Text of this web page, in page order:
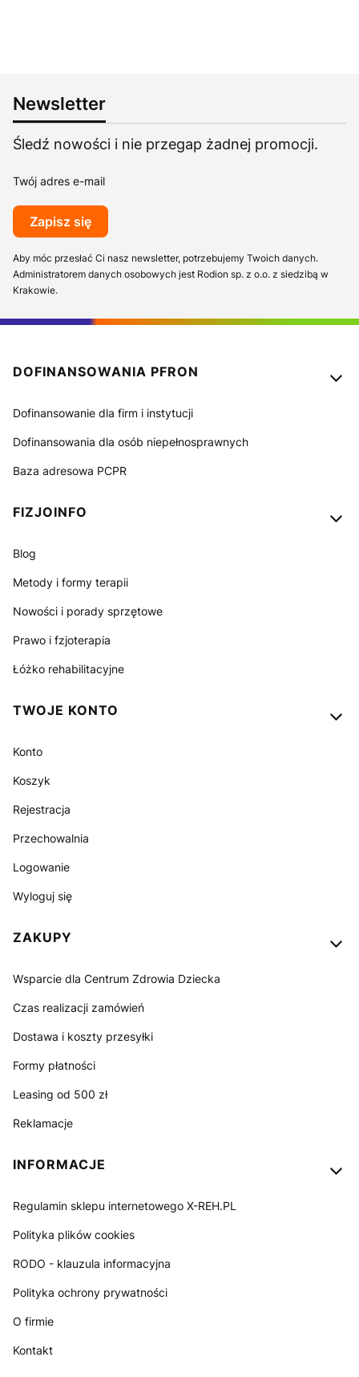
Newsletter
Śledź nowości i nie przegap żadnej promocji.
Twój adres e-mail
Zapisz się
Aby móc przesłać Ci nasz newsletter, potrzebujemy Twoich danych.
Administratorem danych osobowych jest Rodion sp. z o.o. z siedzibą w
Krakowie.
Linki w stopce
DOFINANSOWANIA PFRON
Dofinansowanie dla firm i instytucji
Dofinansowania dla osób niepełnosprawnych
Baza adresowa PCPR
FIZJOINFO
Blog
Metody i formy terapii
Nowości i porady sprzętowe
Prawo i fzjoterapia
Łóżko rehabilitacyjne
TWOJE KONTO
Konto
Koszyk
Rejestracja
Przechowalnia
Logowanie
Wyloguj się
ZAKUPY
Wsparcie dla Centrum Zdrowia Dziecka
Czas realizacji zamówień
Dostawa i koszty przesyłki
Formy płatności
Leasing od 500 zł
Reklamacje
INFORMACJE
Regulamin sklepu internetowego X-REH.PL
Polityka plików cookies
RODO - klauzula informacyjna
Polityka ochrony prywatności
O firmie
Kontakt